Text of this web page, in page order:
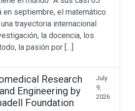
en septiembre, el matemático
trayectoria internacional
la docencia, los
la pasión por […]
Research
Engineering by
Foundation
July
9,
2026